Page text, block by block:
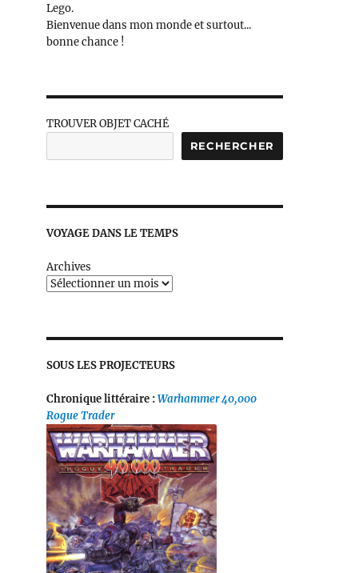
Lego.
Bienvenue dans mon monde et surtout...
bonne chance !
TROUVER OBJET CACHÉ
RECHERCHER
VOYAGE DANS LE TEMPS
Archives
SOUS LES PROJECTEURS
Chronique littéraire :Warhammer 40,000
Rogue Trader